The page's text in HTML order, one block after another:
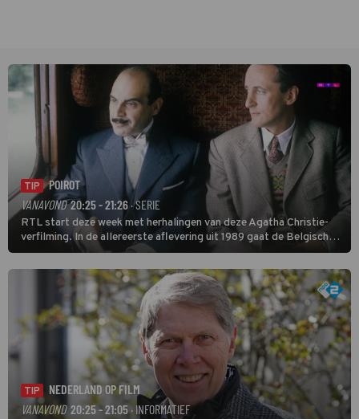
TIP
POIROT
VANAVOND 20:25 - 21:26 · SERIE
RTL start deze week met herhalingen van deze Agatha Christie-
verfilming. In de allereerste aflevering uit 1989 gaat de Belgische
speurder op zoek naar een vermiste kok. Poirot raakt al snel
verwikkeld in een moordzaak. (HH)
TIP
NEDERLAND OP FILM
VANAVOND 20:25 - 21:05· INFORMATIEF